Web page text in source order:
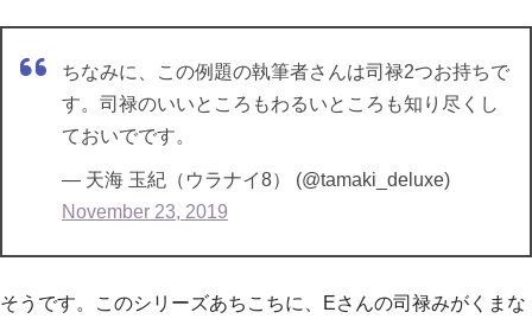
ちなみに、この例題の執筆者さんは司禄2つお持ちで
す。司禄のいいところもわるいところも知り尽くし
ておいでです。
— 天海 玉紀（ウラナイ8） (@tamaki_deluxe)
November 23, 2019
そうです。このシリーズあちこちに、Eさんの司禄みがくまな